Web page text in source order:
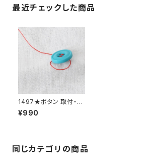
最近チェックした商品
1497★ボタン 取付・取
り外し料金(3個分)
¥990
同じカテゴリの商品